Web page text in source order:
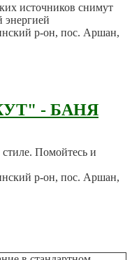
источников снимут
энергией
р-он, пос. Аршан,
- БАНЯ
Помойтесь и
р-он, пос. Аршан,